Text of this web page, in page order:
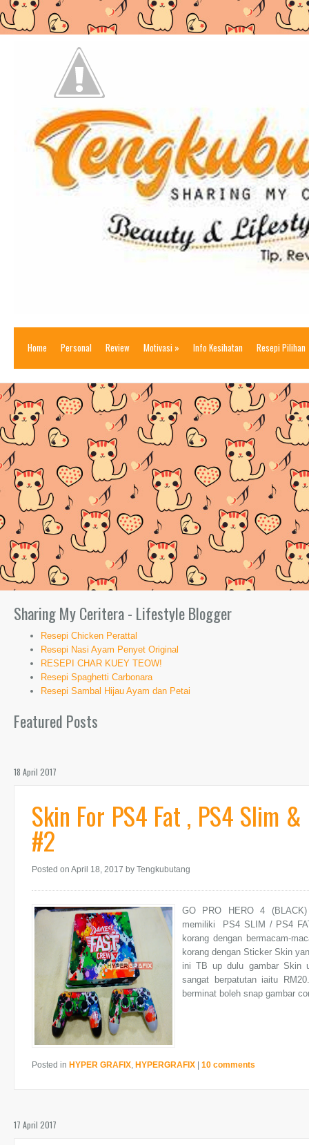
Home Personal Review Motivasi » Info Kesihatan Resepi Pilihan
Sharing My Ceritera - Lifestyle Blogger
Resepi Chicken Perattal
Resepi Nasi Ayam Penyet Original
RESEPI CHAR KUEY TEOW!
Resepi Spaghetti Carbonara
Resepi Sambal Hijau Ayam dan Petai
Featured Posts
18 April 2017
Skin For PS4 Fat , PS4 Slim &
#2
Posted on April 18, 2017 by Tengkubutang
GO PRO HERO 4
memiliki PS4 SLIM / PS4
korang dengan bermacam-
korang dengan Sticker Skin
ini TB up dulu gambar Skin
sangat berpatutan iaitu
berminat boleh snap gambar
Posted in HYPER GRAFIX, HYPERGRAFIX 10 comments
17 April 2017